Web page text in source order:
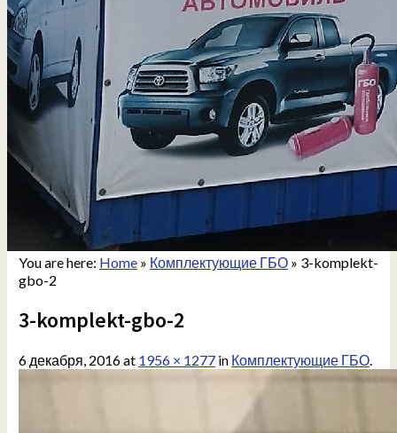
You are here: Home» Комплектующие ГБО» 3-komplekt-
gbo-2
3-komplekt-gbo-2
6 декабря, 2016at 1956 × 1277in Комплектующие ГБО.